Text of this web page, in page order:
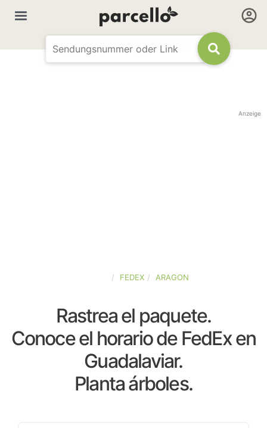
Anzeige
FEDEX ARAGON
Rastrea el paquete.
Conoce el horario de FedEx en
Guadalaviar.
Planta árboles.